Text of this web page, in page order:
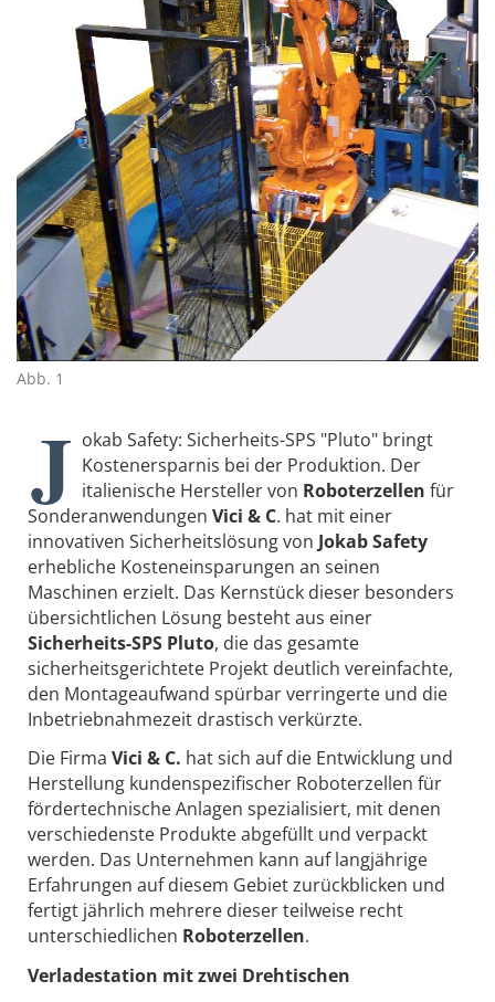
Abb. 1
J okab Safety: Sicherheits-SPS "Pluto" bringt
Kostenersparnis bei der Produktion. Der
italienische Hersteller von Roboterzellen für
Sonderanwendungen Vici & C. hat mit einer
innovativen Sicherheitslösung von Jokab Safety
erhebliche Kosteneinsparungen an seinen
Maschinen erzielt. Das Kernstück dieser besonders
übersichtlichen Lösung besteht aus einer
Sicherheits-SPS Pluto, die das gesamte
sicherheitsgerichtete Projekt deutlich vereinfachte,
den Montageaufwand spürbar verringerte und die
Inbetriebnahmezeit drastisch verkürzte.
Die Firma Vici & C. hat sich auf die Entwicklung und
Herstellung kundenspezifischer Roboterzellen für
fördertechnische Anlagen spezialisiert, mit denen
verschiedenste Produkte abgefüllt und verpackt
werden. Das Unternehmen kann auf langjährige
Erfahrungen auf diesem Gebiet zurückblicken und
fertigt jährlich mehrere dieser teilweise recht
unterschiedlichen Roboterzellen.
Verladestation mit zwei Drehtischen